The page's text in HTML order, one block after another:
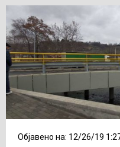
MENU
Објавено на: 12/26/19